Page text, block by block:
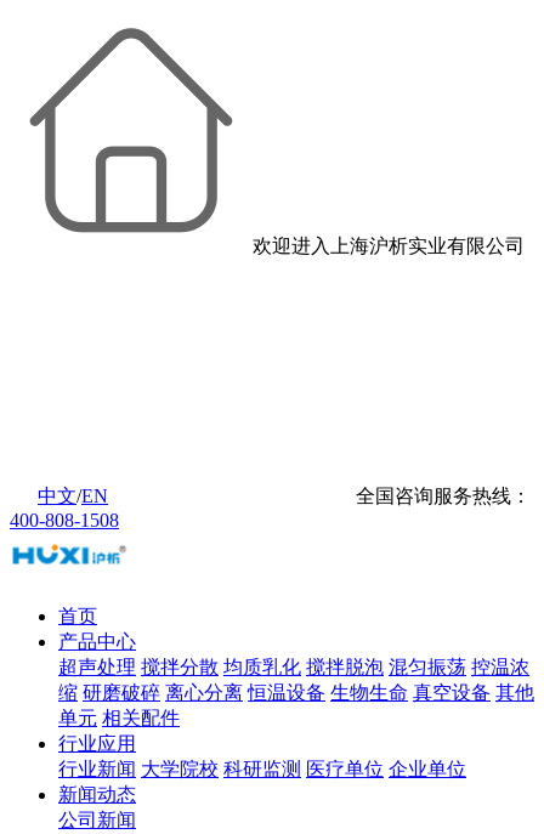
欢迎进入上海沪析实业有限公司
中文/EN
全国咨询服务热线：
400-808-1508
首页
产品中心
超声处理 搅拌分散 均质乳化 搅拌脱泡 混匀振荡 控温浓
缩 研磨破碎 离心分离 恒温设备 生物生命 真空设备 其他
单元 相关配件
行业应用
行业新闻 大学院校 科研监测 医疗单位 企业单位
新闻动态
公司新闻